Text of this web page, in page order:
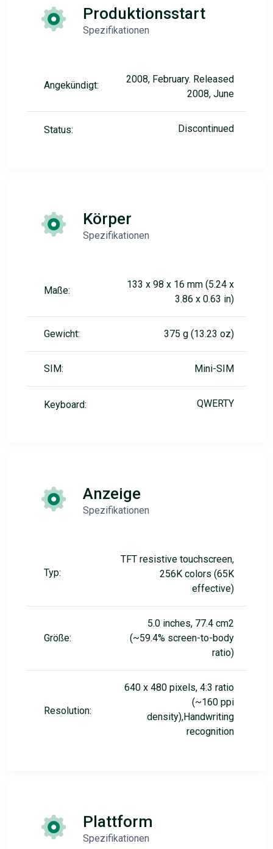
Produktionsstart
Spezifikationen
Angekündigt:
2008, February. Released
2008, June
Status: Discontinued
Körper
Spezifikationen
Maße:
133 x 98 x 16 mm (5.24 x
3.86 x 0.63 in)
Gewicht: 375 g (13.23 oz)
SIM: Mini-SIM
Keyboard: QWERTY
Anzeige
Spezifikationen
Typ:
TFT resistive touchscreen,
256K colors (65K
effective)
Größe:
5.0 inches, 77.4 cm2
(~59.4% screen-to-body
ratio)
Resolution:
640 x 480 pixels, 4:3 ratio
(~160 ppi
density),Handwriting
recognition
Plattform
Spezifikationen